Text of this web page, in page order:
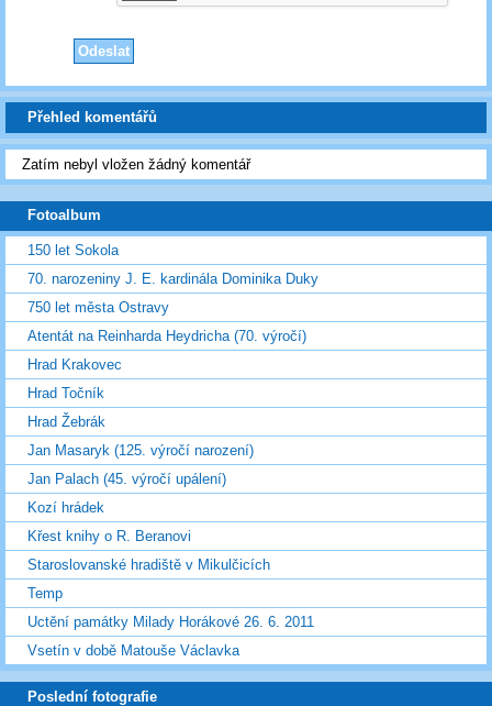
Přehled komentářů
Zatím nebyl vložen žádný komentář
Fotoalbum
150 let Sokola
70. narozeniny J. E. kardinála Dominika Duky
750 let města Ostravy
Atentát na Reinharda Heydricha (70. výročí)
Hrad Krakovec
Hrad Točník
Hrad Žebrák
Jan Masaryk (125. výročí narození)
Jan Palach (45. výročí upálení)
Kozí hrádek
Křest knihy o R. Beranovi
Staroslovanské hradiště v Mikulčicích
Temp
Uctění památky Milady Horákové 26. 6. 2011
Vsetín v době Matouše Václavka
Poslední fotografie